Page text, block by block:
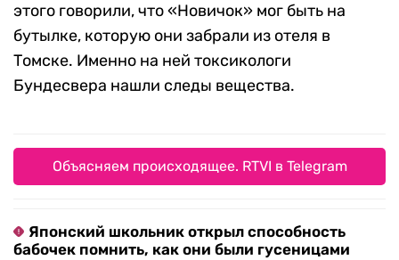
этого говорили, что «Новичок» мог быть на
бутылке, которую они забрали из отеля в
Томске. Именно на ней токсикологи
Бундесвера нашли следы вещества.
Объясняем происходящее. RTVI в Telegram
Японский школьник открыл способность
бабочек помнить, как они были гусеницами